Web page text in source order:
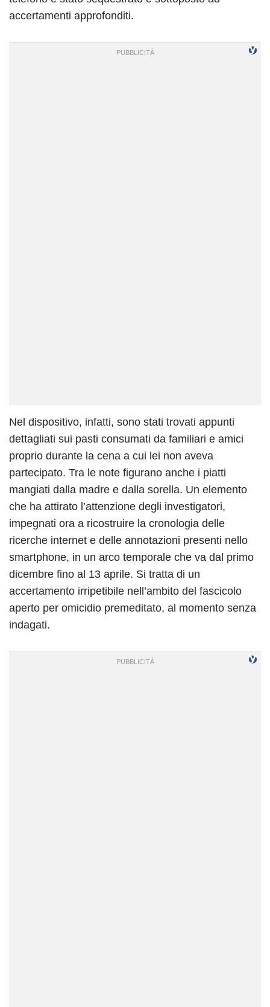
accertamenti approfonditi.
Nel dispositivo, infatti, sono stati trovati appunti
dettagliati sui pasti consumati da familiari e amici
proprio durante la cena a cui lei non aveva
partecipato. Tra le note figurano anche i piatti
mangiati dalla madre e dalla sorella. Un elemento
che ha attirato l’attenzione degli investigatori,
impegnati ora a ricostruire la cronologia delle
ricerche internet e delle annotazioni presenti nello
smartphone, in un arco temporale che va dal primo
dicembre fino al 13 aprile. Si tratta di un
accertamento irripetibile nell’ambito del fascicolo
aperto per omicidio premeditato, al momento senza
indagati.